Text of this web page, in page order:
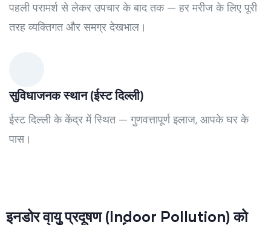
पहली परामर्श से लेकर उपचार के बाद तक — हर मरीज के लिए पूरी
तरह व्यक्तिगत और समग्र देखभाल।
सुविधाजनक स्थान (ईस्ट दिल्ली)
ईस्ट दिल्ली के केंद्र में स्थित — गुणवत्तापूर्ण इलाज, आपके घर के
पास।
इनडोर वायु प्रदूषण (Indoor Pollution) को